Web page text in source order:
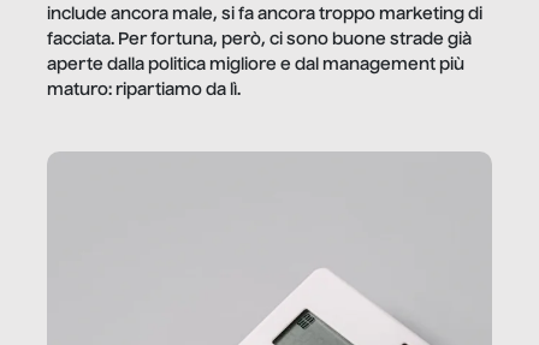
include ancora male, si fa ancora troppo marketing di
facciata. Per fortuna, però, ci sono buone strade già
aperte dalla politica migliore e dal management più
maturo: ripartiamo da lì.